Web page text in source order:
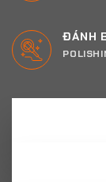
ĐÁNH